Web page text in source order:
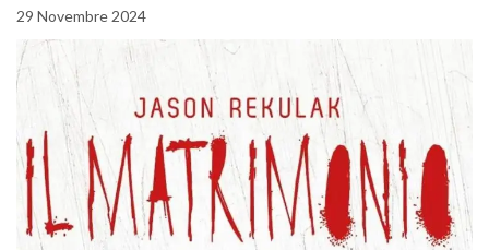
29 Novembre 2024